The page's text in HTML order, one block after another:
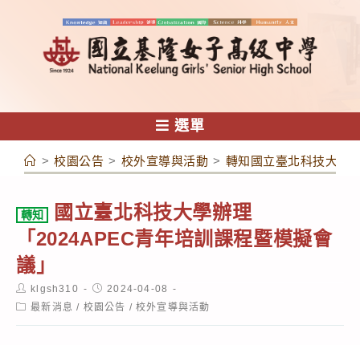
容
選單
> 校園公告 > 校外宣導與活動 > 轉知國立臺北科技大學
轉知
國立臺北科技大學辦理
「2024APEC青年培訓課程暨模擬會
議」
Post
author:
klgsh310
Post
published:
2024-04-08
Post最新消息 / 校園公告 / 校外宣導與活動